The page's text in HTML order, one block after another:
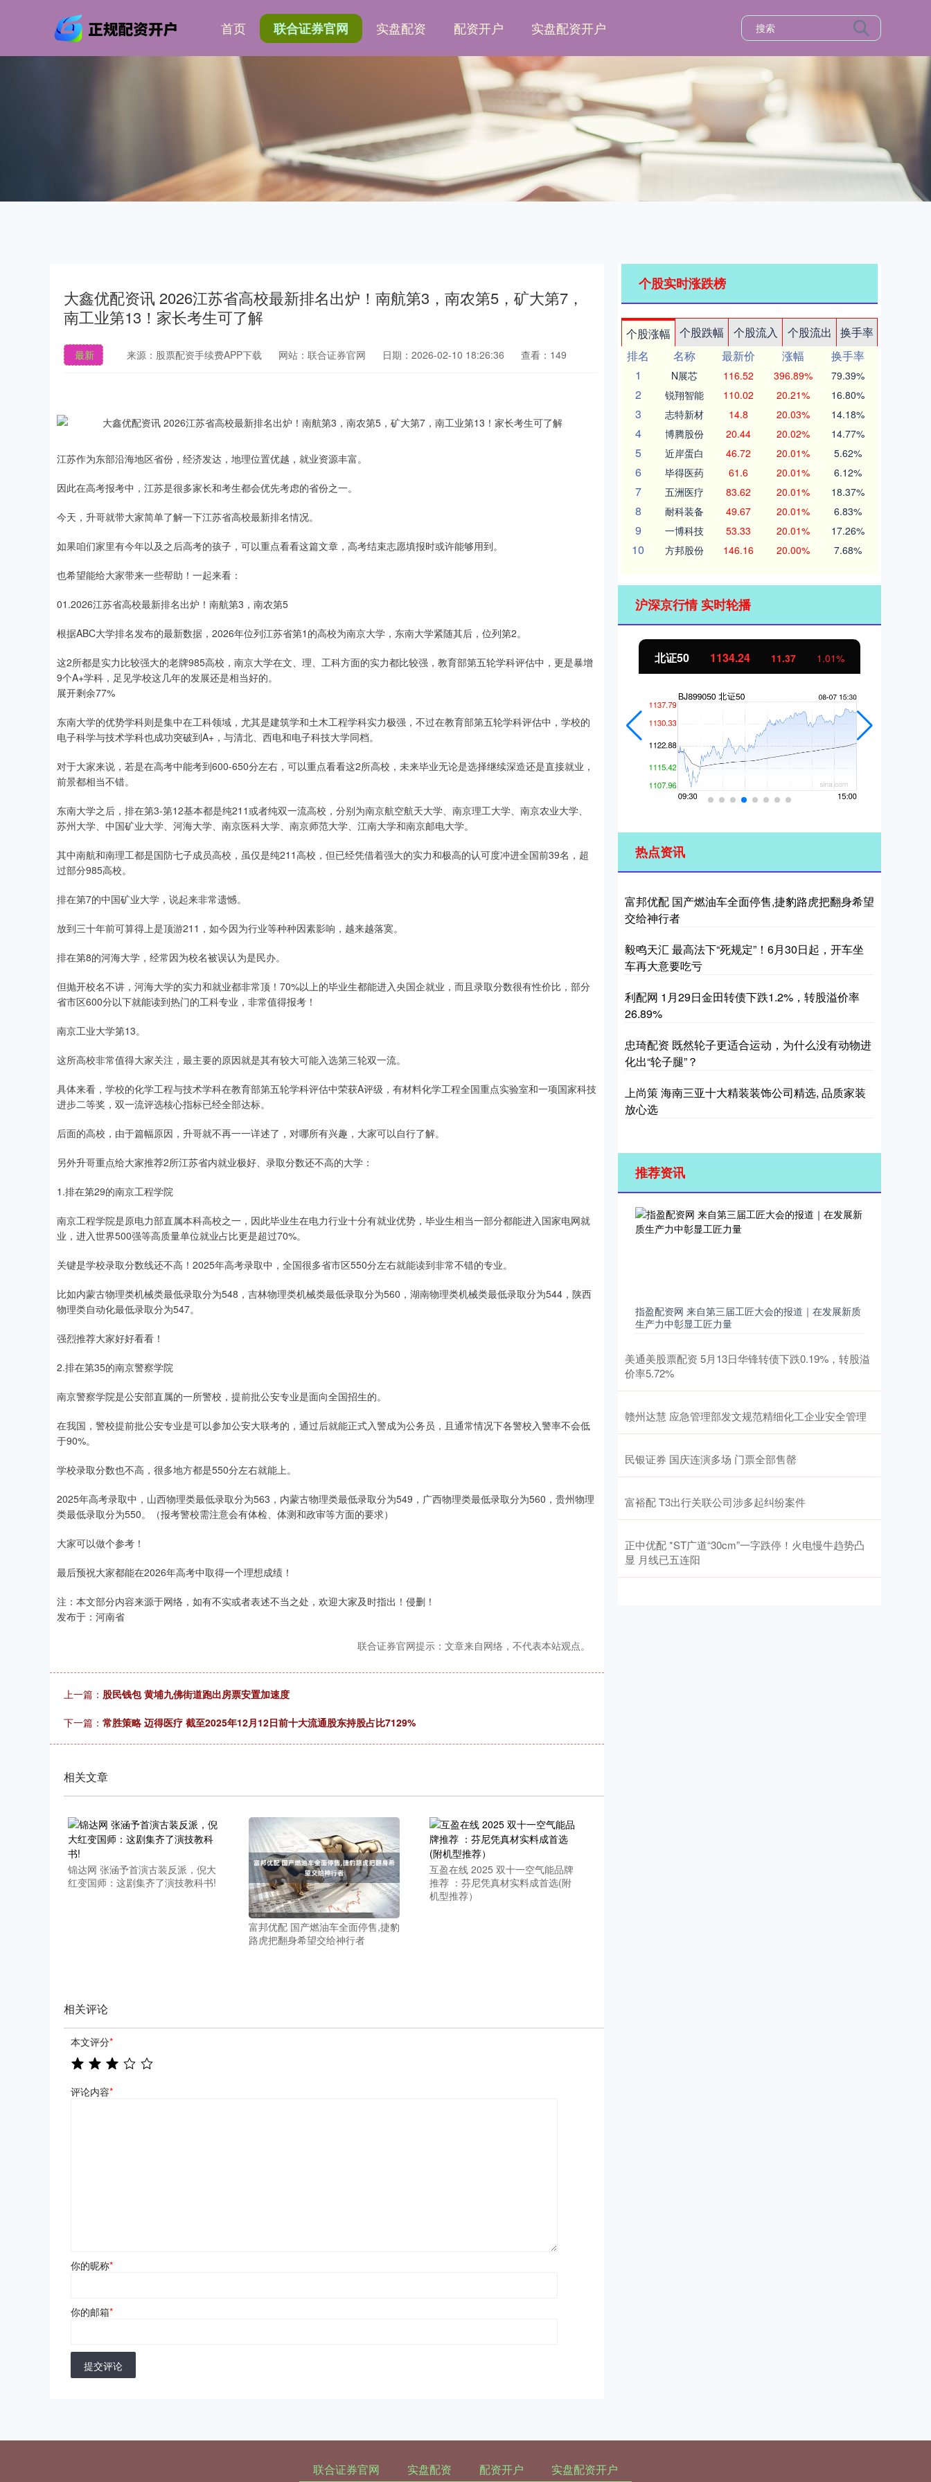
首页 联合证券官网 实盘配资 配资开户 实盘配资开户
大鑫优配资讯 2026江苏省高校最新排名出炉！南航第3，南农第5，矿大第7，
南工业第13！家长考生可了解
最新 来源：股票配资手续费APP下载 网站：联合证券官网 日期：2026-02-10 18:26:36 查看：149
江苏作为东部沿海地区省份，经济发达，地理位置优越，就业资源丰富。
因此在高考报考中，江苏是很多家长和考生都会优先考虑的省份之一。
今天，升哥就带大家简单了解一下江苏省高校最新排名情况。
如果咱们家里有今年以及之后高考的孩子，可以重点看看这篇文章，高考结束志愿填报时或许能够用到。
也希望能给大家带来一些帮助！一起来看：
01.2026江苏省高校最新排名出炉！南航第3，南农第5
根据ABC大学排名发布的最新数据，2026年位列江苏省第1的高校为南京大学，东南大学紧随其后，位列第2。
这2所都是实力比较强大的老牌985高校，南京大学在文、理、工科方面的实力都比较强，教育部第五轮学科评估中，更是暴增
9个A+学科，足见学校这几年的发展还是相当好的。
展开剩余77%
东南大学的优势学科则是集中在工科领域，尤其是建筑学和土木工程学科实力极强，不过在教育部第五轮学科评估中，学校的
电子科学与技术学科也成功突破到A+，与清北、西电和电子科技大学同档。
对于大家来说，若是在高考中能考到600-650分左右，可以重点看看这2所高校，未来毕业无论是选择继续深造还是直接就业，
前景都相当不错。
东南大学之后，排在第3-第12基本都是纯211或者纯双一流高校，分别为南京航空航天大学、南京理工大学、南京农业大学、
苏州大学、中国矿业大学、河海大学、南京医科大学、南京师范大学、江南大学和南京邮电大学。
其中南航和南理工都是国防七子成员高校，虽仅是纯211高校，但已经凭借着强大的实力和极高的认可度冲进全国前39名，超
过部分985高校。
排在第7的中国矿业大学，说起来非常遗憾。
放到三十年前可算得上是顶游211，如今因为行业等种种因素影响，越来越落寞。
排在第8的河海大学，经常因为校名被误认为是民办。
但抛开校名不讲，河海大学的实力和就业都非常顶！70%以上的毕业生都能进入央国企就业，而且录取分数很有性价比，部分
省市区600分以下就能读到热门的工科专业，非常值得报考！
南京工业大学第13。
这所高校非常值得大家关注，最主要的原因就是其有较大可能入选第三轮双一流。
具体来看，学校的化学工程与技术学科在教育部第五轮学科评估中荣获A评级，有材料化学工程全国重点实验室和一项国家科技
进步二等奖，双一流评选核心指标已经全部达标。
后面的高校，由于篇幅原因，升哥就不再一一详述了，对哪所有兴趣，大家可以自行了解。
另外升哥重点给大家推荐2所江苏省内就业极好、录取分数还不高的大学：
1.排在第29的南京工程学院
南京工程学院是原电力部直属本科高校之一，因此毕业生在电力行业十分有就业优势，毕业生相当一部分都能进入国家电网就
业，进入世界500强等高质量单位就业占比更是超过70%。
关键是学校录取分数线还不高！2025年高考录取中，全国很多省市区550分左右就能读到非常不错的专业。
比如内蒙古物理类机械类最低录取分为548，吉林物理类机械类最低录取分为560，湖南物理类机械类最低录取分为544，陕西
物理类自动化最低录取分为547。
强烈推荐大家好好看看！
2.排在第35的南京警察学院
南京警察学院是公安部直属的一所警校，提前批公安专业是面向全国招生的。
在我国，警校提前批公安专业是可以参加公安大联考的，通过后就能正式入警成为公务员，且通常情况下各警校入警率不会低
于90%。
学校录取分数也不高，很多地方都是550分左右就能上。
2025年高考录取中，山西物理类最低录取分为563，内蒙古物理类最低录取分为549，广西物理类最低录取分为560，贵州物理
类最低录取分为550。（报考警校需注意会有体检、体测和政审等方面的要求）
大家可以做个参考！
最后预祝大家都能在2026年高考中取得一个理想成绩！
注：本文部分内容来源于网络，如有不实或者表述不当之处，欢迎大家及时指出！侵删！
发布于：河南省
联合证券官网提示：文章来自网络，不代表本站观点。
上一篇： 股民钱包 黄埔九佛街道跑出房票安置加速度
下一篇： 常胜策略 迈得医疗 截至2025年12月12日前十大流通股东持股占比7129%
相关文章
锦达网 张涵予首演古装反派，倪大
红变国师：这剧集齐了演技教科书!
富邦优配 国产燃油车全面停售,捷豹
路虎把翻身希望交给神行者
互盈在线 2025 双十一空气能品牌
推荐 ：芬尼凭真材实料成首选(附
机型推荐）
相关评论
本文评分*
评论内容*
你的昵称*
你的邮箱*
提交评论
个股实时涨跌榜
个股涨幅 个股跌幅 个股流入 个股流出
换手率
排名
名称 最新价 涨幅
换手率
1
N展芯 116.52 396.89% 79.39%
2 锐翔智能 110.02 20.21% 16.80%
3 志特新材 14.8 20.03% 14.18%
4 博腾股份 20.44 20.02% 14.77%
5 近岸蛋白 46.72 20.01% 5.62%
6 毕得医药 61.6 20.01% 6.12%
7 五洲医疗 83.62 20.01% 18.37%
8 耐科装备 49.67 20.01% 6.83%
9 一博科技 53.33 20.01% 17.26%
10 方邦股份 146.16 20.00% 7.68%
沪深京行情 实时轮播
1.02% 深证成指 14311.01 200.89 1.42% 沪深300 4694.44 43.13 0.93% 北证50 1134.24 11.37 1.01%
热点资讯
富邦优配 国产燃油车全面停售,捷豹路虎把翻身希望
交给神行者
毅鸣天汇 最高法下“死规定”！6月30日起，开车坐
车再大意要吃亏
利配网 1月29日金田转债下跌1.2%，转股溢价率
26.89%
忠琦配资 既然轮子更适合运动，为什么没有动物进
化出“轮子腿”？
上尚策 海南三亚十大精装装饰公司精选, 品质家装
放心选
推荐资讯
指盈配资网 来自第三届工匠大会的报道｜在发展新质
生产力中彰显工匠力量
美通美股票配资 5月13日华锋转债下跌0.19%，转股溢
价率5.72%
赣州达慧 应急管理部发文规范精细化工企业安全管理
民银证券 国庆连演多场 门票全部售罄
富裕配 T3出行关联公司涉多起纠纷案件
正中优配 *ST广道“30cm”一字跌停！火电慢牛趋势凸
显 月线已五连阳
联合证券官网 实盘配资 配资开户 实盘配资开户